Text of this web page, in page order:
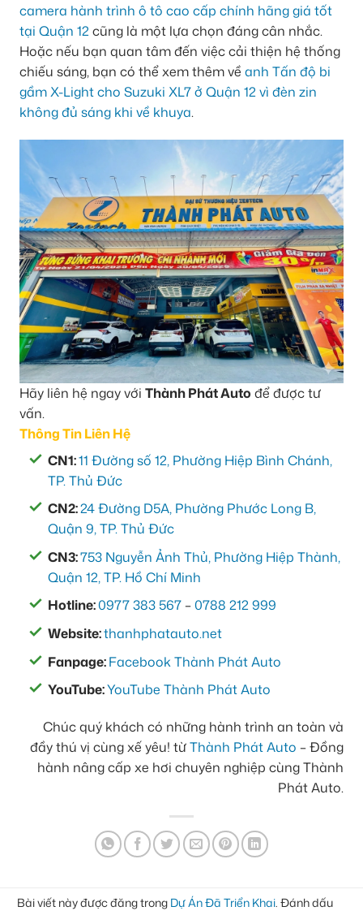
camera hành trình ô tô cao cấp chính hãng giá tốt
tại Quận 12cũng là một lựa chọn đáng cân nhắc.
Hoặc nếu bạn quan tâm đến việc cải thiện hệ thống
chiếu sáng, bạn có thể xem thêm về anh Tấn độ bi
gầm X-Light cho Suzuki XL7 ở Quận 12 vì đèn zin
không đủ sáng khi về khuya.
Hãy liên hệ ngay với Thành Phát Auto để được tư
vấn.
Thông Tin Liên Hệ
CN1:11 Đường số 12, Phường Hiệp Bình Chánh,
TP. Thủ Đức
CN2:24 Đường D5A, Phường Phước Long B,
Quận 9, TP. Thủ Đức
CN3:753 Nguyễn Ảnh Thủ, Phường Hiệp Thành,
Quận 12, TP. Hồ Chí Minh
Hotline:0977 383 567 –0788 212 999
Website:thanhphatauto.net
Fanpage:Facebook Thành Phát Auto
YouTube:YouTube Thành Phát Auto
Chúc quý khách có những hành trình an toàn và
đầy thú vị cùng xế yêu! từThành Phát Auto – Đồng
hành nâng cấp xe hơi chuyên nghiệp cùng Thành
Phát Auto.
Bài viết này được đăng trong Dự Án Đã Triển Khai. Đánh dấu